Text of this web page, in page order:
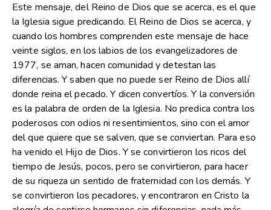
Este mensaje, del Reino de Dios que se acerca, es el que
la Iglesia sigue predicando. El Reino de Dios se acerca, y
cuando los hombres comprenden este mensaje de hace
veinte siglos, en los labios de los evangelizadores de
1977, se aman, hacen comunidad y detestan las
diferencias. Y saben que no puede ser Reino de Dios allí
donde reina el pecado. Y dicen convertíos. Y la conversión
es la palabra de orden de la Iglesia. No predica contra los
poderosos con odios ni resentimientos, sino con el amor
del que quiere que se salven, que se conviertan. Para eso
ha venido el Hijo de Dios. Y se convirtieron los ricos del
tiempo de Jesús, pocos, pero se convirtieron, para hacer
de su riqueza un sentido de fraternidad con los demás. Y
se convirtieron los pecadores, y encontraron en Cristo la